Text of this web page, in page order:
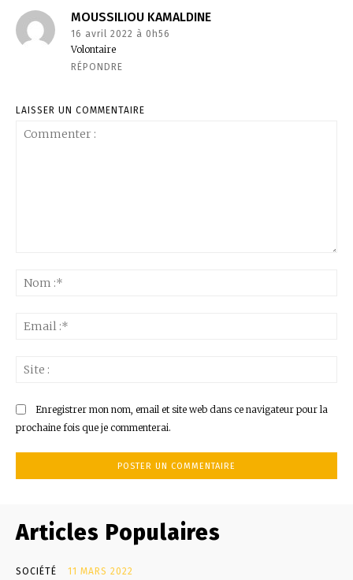
MOUSSILIOU KAMALDINE
16 avril 2022 à 0h56
Volontaire
RÉPONDRE
LAISSER UN COMMENTAIRE
Enregistrer mon nom, email et site web dans ce navigateur pour la
prochaine fois que je commenterai.
Articles Populaires
SOCIÉTÉ 11 MARS 2022